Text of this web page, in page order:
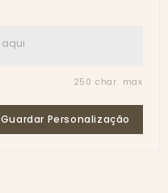
250 char. max
Guardar Personalização